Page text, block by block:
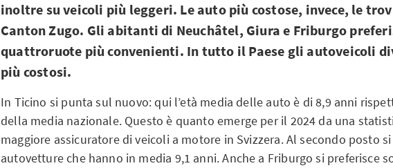
inoltre su veicoli più leggeri. Le auto più costose, invece, le
Canton Zugo. Gli abitanti di Neuchâtel, Giura e Friburgo
quattroruote più convenienti. In tutto il Paese gli autoveicoli
più costosi.
In Ticino si punta sul nuovo: qui l’età media delle auto è di 8,9 anni
della media nazionale. Questo è quanto emerge per il 2024 da una
maggiore assicuratore di veicoli a motore in Svizzera. Al secondo posto
autovetture che hanno in media 9,1 anni. Anche a Friburgo si preferisce